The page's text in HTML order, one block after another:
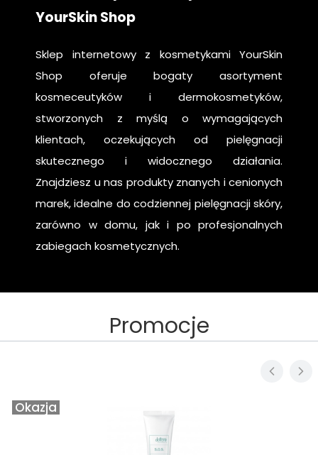
YourSkin Shop
Sklep internetowy z kosmetykami YourSkin
Shop oferuje bogaty asortyment
kosmeceutyków i dermokosmetyków,
stworzonych z myślą o wymagających
klientach, oczekujących od pielęgnacji
skutecznego i widocznego działania.
Znajdziesz u nas produkty znanych i cenionych
marek, idealne do codziennej pielęgnacji skóry,
zarówno w domu, jak i po profesjonalnych
zabiegach kosmetycznych.
Promocje
Okazja